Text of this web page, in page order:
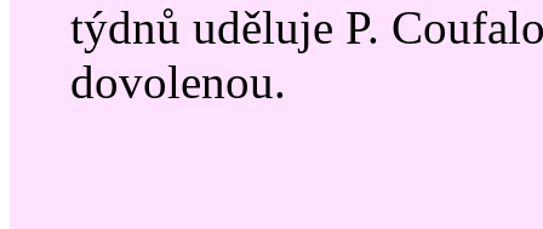
týdnů uděluje P.
dovolenou.